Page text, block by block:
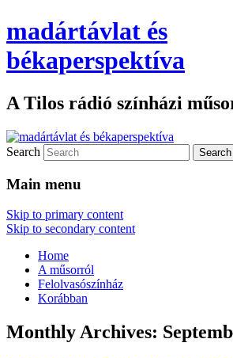
madártávlat és
békaperspektíva
A Tilos rádió színházi
Search
Main menu
Skip to primary content
Skip to secondary content
Home
A műsorról
Felolvasószínház
Korábban
Monthly Archives: